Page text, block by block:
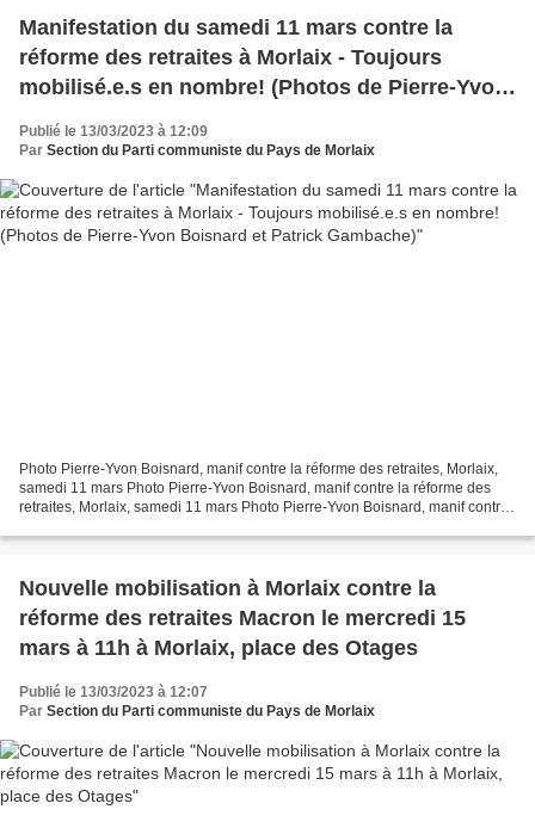
Manifestation du samedi 11 mars contre la
réforme des retraites à Morlaix - Toujours
mobilisé.e.s en nombre! (Photos de Pierre-Yvon
Publié le 13/03/2023 à 12:09
Par Section du Parti communiste du Pays de Morlaix
Photo Pierre-Yvon Boisnard, manif contre la réforme des retraites, Morlaix,
samedi 11 mars Photo Pierre-Yvon Boisnard, manif contre la réforme des
retraites, Morlaix, samedi 11 mars Photo Pierre-Yvon Boisnard, manif contre
Nouvelle mobilisation à Morlaix contre la
réforme des retraites Macron le mercredi 15
mars à 11h à Morlaix, place des Otages
Publié le 13/03/2023 à 12:07
Par Section du Parti communiste du Pays de Morlaix